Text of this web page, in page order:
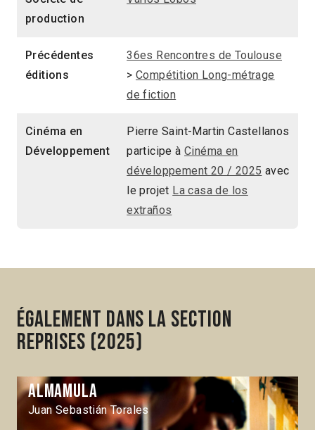
production
Précédentes
éditions
36es Rencontres de Toulouse
>Compétition Long-métrage
de fiction
Cinéma en
Développement
Pierre Saint-Martin Castellanos
participe àCinéma en
développement 20 / 2025 avec
le projet La casa de los
extraños
Également dans la section
Reprises (2025)
Almamula
Juan Sebastián Torales